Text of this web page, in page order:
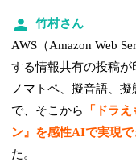
竹村さん
AWS（Amazon Web
する情報共有の投稿
ノマトペ、擬音語、
で、そこから
「ドラ
ン』を感性AIで実現
た。